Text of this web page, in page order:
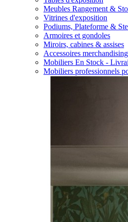
Meubles Rangement &
Vitrines d'exposition
Podiums, Plateforme &
Armoires et gondoles
Miroirs, cabines & assises
Accessoires merchandising
Mobiliers En Stock -
Mobiliers professionnels